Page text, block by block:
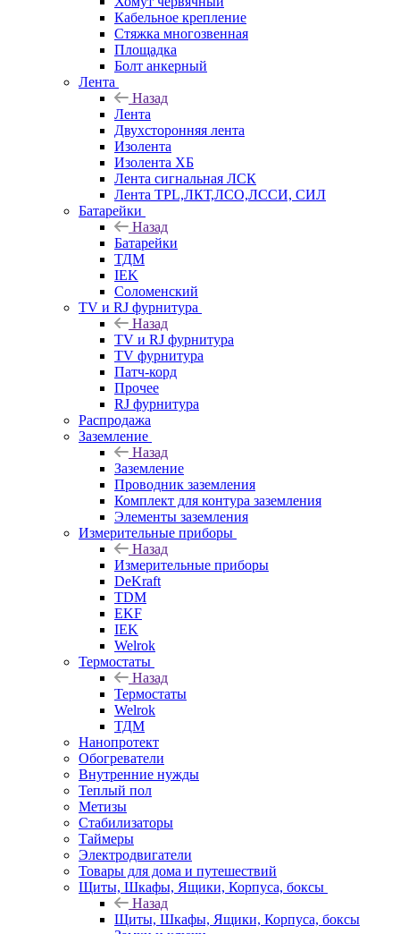
Кабельное крепление
Стяжка многозвенная
Площадка
Болт анкерный
Лента
Назад
Лента
Двухсторонняя лента
Изолента
Изолента ХБ
Лента сигнальная ЛСК
Лента TPL,ЛКТ,ЛСО,ЛССИ, СИЛ
Батарейки
Назад
Батарейки
ТДМ
IEK
Соломенский
TV и RJ фурнитура
Назад
TV и RJ фурнитура
TV фурнитура
Патч-корд
Прочее
RJ фурнитура
Распродажа
Заземление
Назад
Заземление
Проводник заземления
Комплект для контура заземления
Элементы заземления
Измерительные приборы
Назад
Измерительные приборы
DeKraft
TDM
EKF
IEK
Welrok
Термостаты
Назад
Термостаты
Welrok
ТДМ
Нанопротект
Обогреватели
Внутренние нужды
Теплый пол
Метизы
Стабилизаторы
Таймеры
Электродвигатели
Товары для дома и путешествий
Щиты, Шкафы, Ящики, Корпуса, боксы
Назад
Щиты, Шкафы, Ящики, Корпуса, боксы